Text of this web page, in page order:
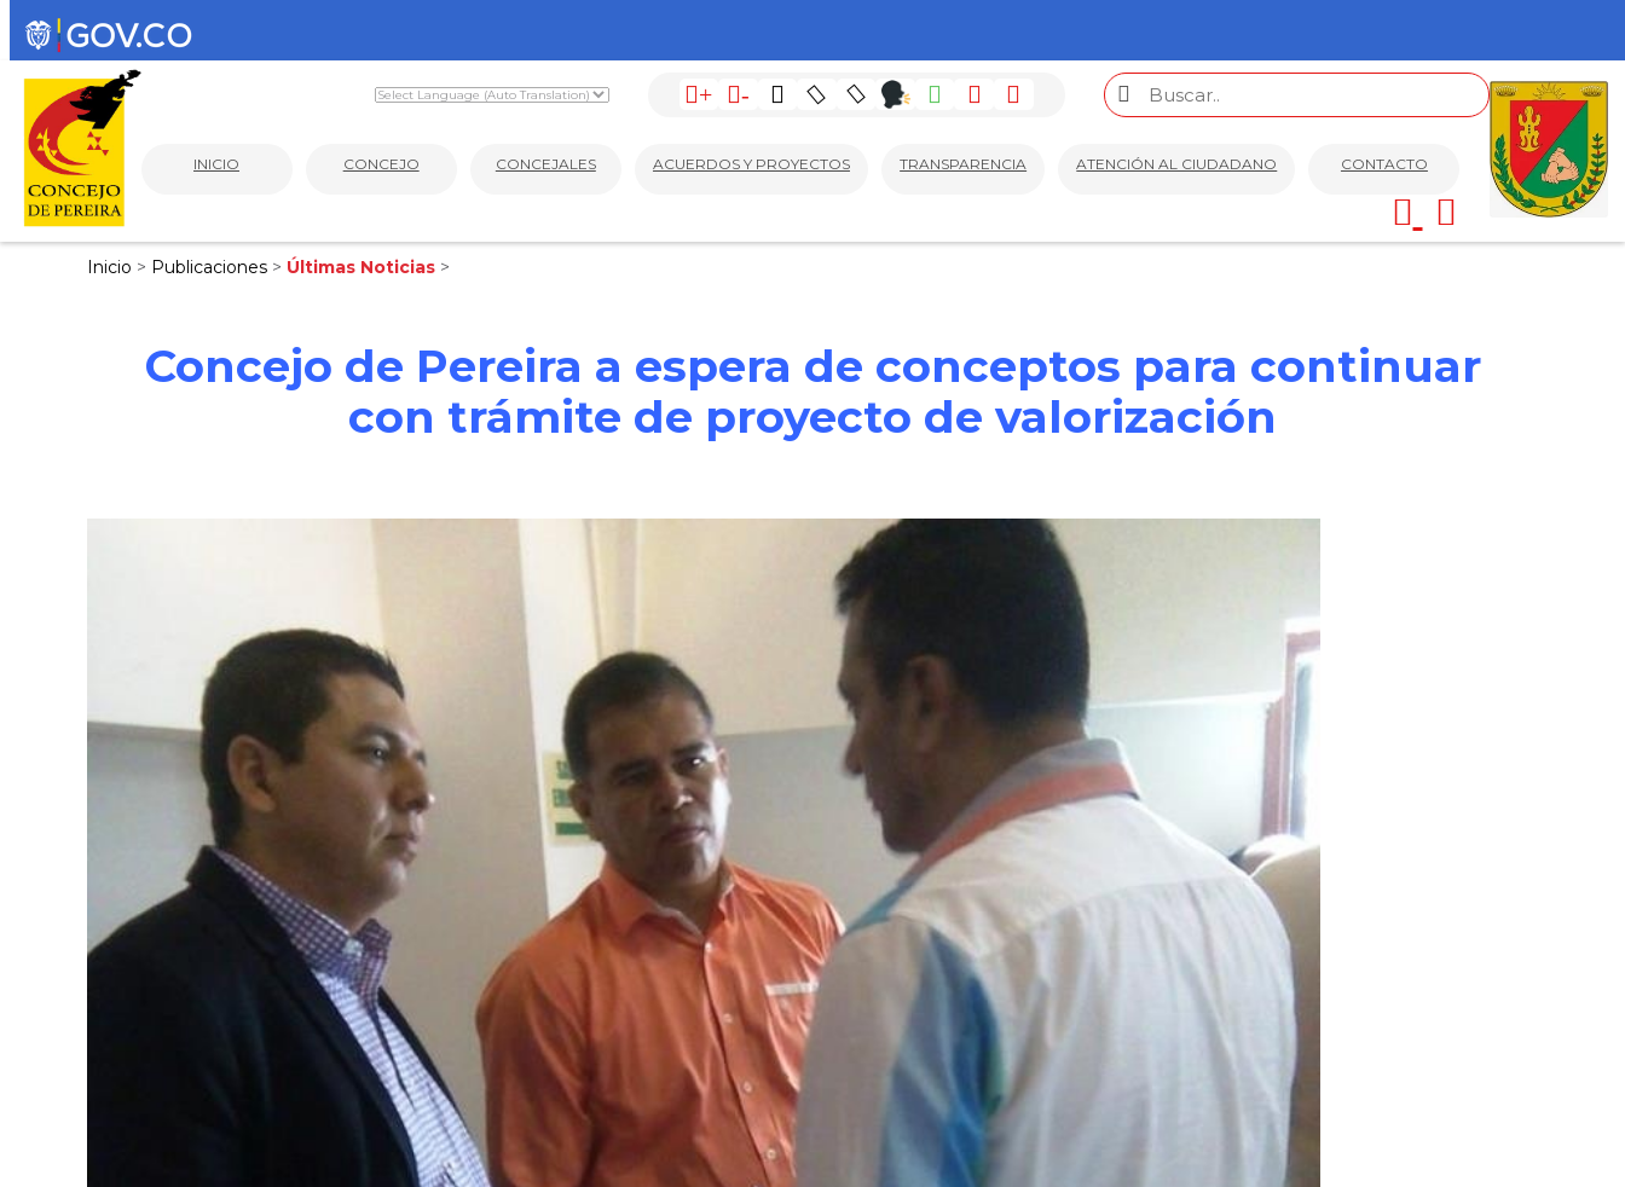
+ -
INICIO CONCEJO CONCEJALES ACUERDOS Y PROYECTOS TRANSPARENCIA ATENCIÓN AL CIUDADANO CONTACTO
Inicio > Publicaciones > Últimas Noticias >
Concejo de Pereira a espera de conceptos para continuar
con trámite de proyecto de valorización